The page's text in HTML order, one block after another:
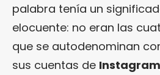
palabra tenía un
elocuente: no eran las
que se autodenominan
sus cuentas de Instagram